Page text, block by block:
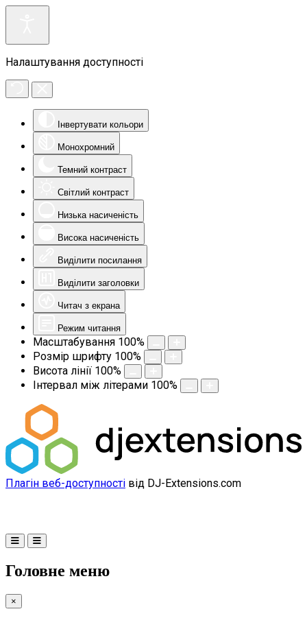
Налаштування доступності
Інвертувати кольори
Монохромний
Темний контраст
Світлий контраст
Низька насиченість
Висока насиченість
Виділити посилання
Виділити заголовки
Читач з екрана
Режим читання
Масштабування 100%
Розмір шрифту 100%
Висота лінії 100%
Інтервал між літерами 100%
Плагін веб-доступності від DJ-Extensions.com
Головне меню
×